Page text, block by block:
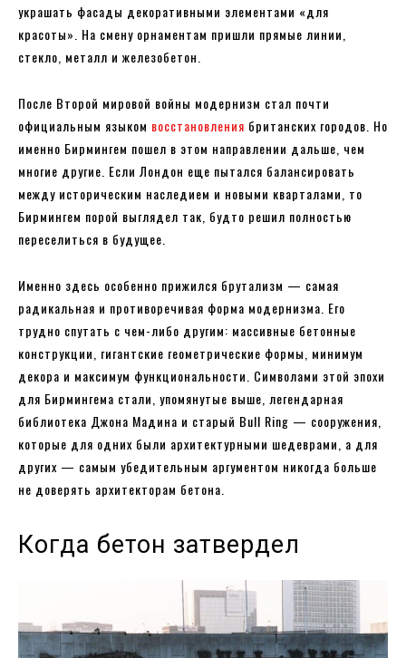
украшать фасады декоративными элементами «для
красоты». На смену орнаментам пришли прямые линии,
стекло, металл и железобетон.
После Второй мировой войны модернизм стал почти
официальным языком восстановления британских городов. Но
именно Бирмингем пошел в этом направлении дальше, чем
многие другие. Если Лондон еще пытался балансировать
между историческим наследием и новыми кварталами, то
Бирмингем порой выглядел так, будто решил полностью
переселиться в будущее.
Именно здесь особенно прижился брутализм — самая
радикальная и противоречивая форма модернизма. Его
трудно спутать с чем-либо другим: массивные бетонные
конструкции, гигантские геометрические формы, минимум
декора и максимум функциональности. Символами этой эпохи
для Бирмингема стали, упомянутые выше, легендарная
библиотека Джона Мадина и старый Bull Ring — сооружения,
которые для одних были архитектурными шедеврами, а для
других — самым убедительным аргументом никогда больше
не доверять архитекторам бетона.
Когда бетон затвердел